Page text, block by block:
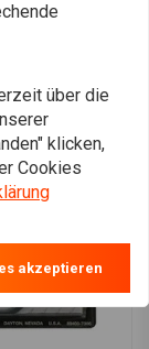
über die
klicken,
Cookies
akzeptieren